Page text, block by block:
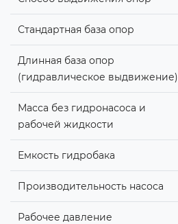
Стандартная база опор
Длинная база опор
(гидравлическое выдвижение)
Масса без гидронасоса и
рабочей жидкости
Емкость гидробака
Производительность насоса
Рабочее давление